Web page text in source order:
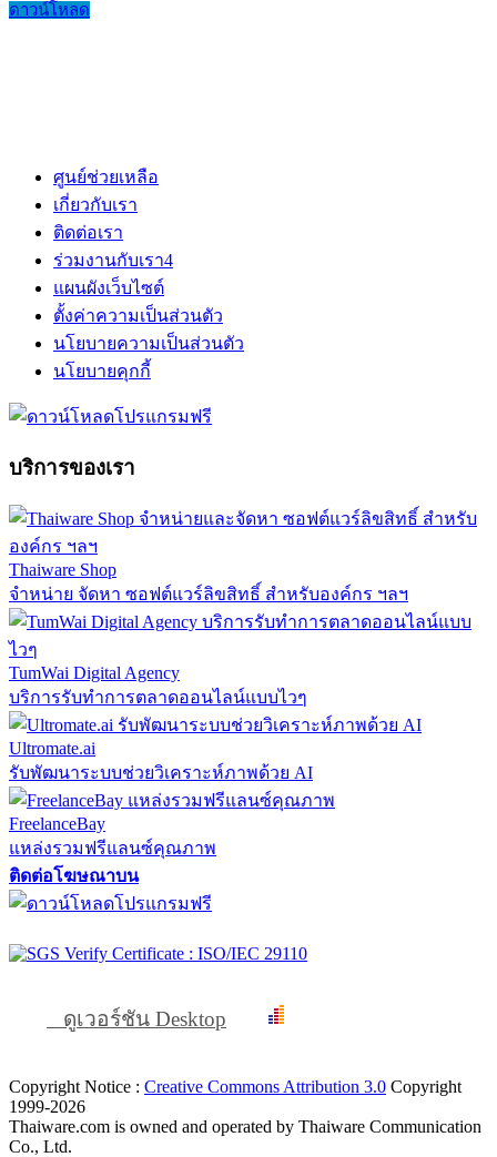
ดาวน์โหลด
ศูนย์ช่วยเหลือ
เกี่ยวกับเรา
ติดต่อเรา
ร่วมงานกับเรา4
แผนผังเว็บไซต์
ตั้งค่าความเป็นส่วนตัว
นโยบายความเป็นส่วนตัว
นโยบายคุกกี้
บริการของเรา
Thaiware Shop
จำหน่าย จัดหา ซอฟต์แวร์ลิขสิทธิ์ สำหรับองค์กร ฯลฯ
TumWai Digital Agency
บริการรับทำการตลาดออนไลน์แบบไวๆ
Ultromate.ai
รับพัฒนาระบบช่วยวิเคราะห์ภาพด้วย AI
FreelanceBay
แหล่งรวมฟรีแลนซ์คุณภาพ
ติดต่อโฆษณาบน
ดูเวอร์ชัน Desktop
Copyright Notice : Creative Commons Attribution 3.0 Copyright
1999-2026
Thaiware.com is owned and operated by Thaiware Communication
Co., Ltd.